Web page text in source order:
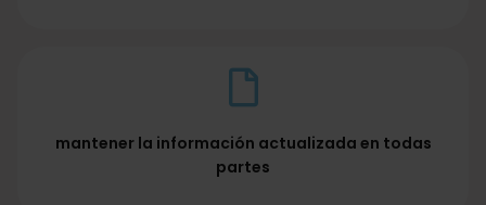
mantener la información actualizada en todas
partes